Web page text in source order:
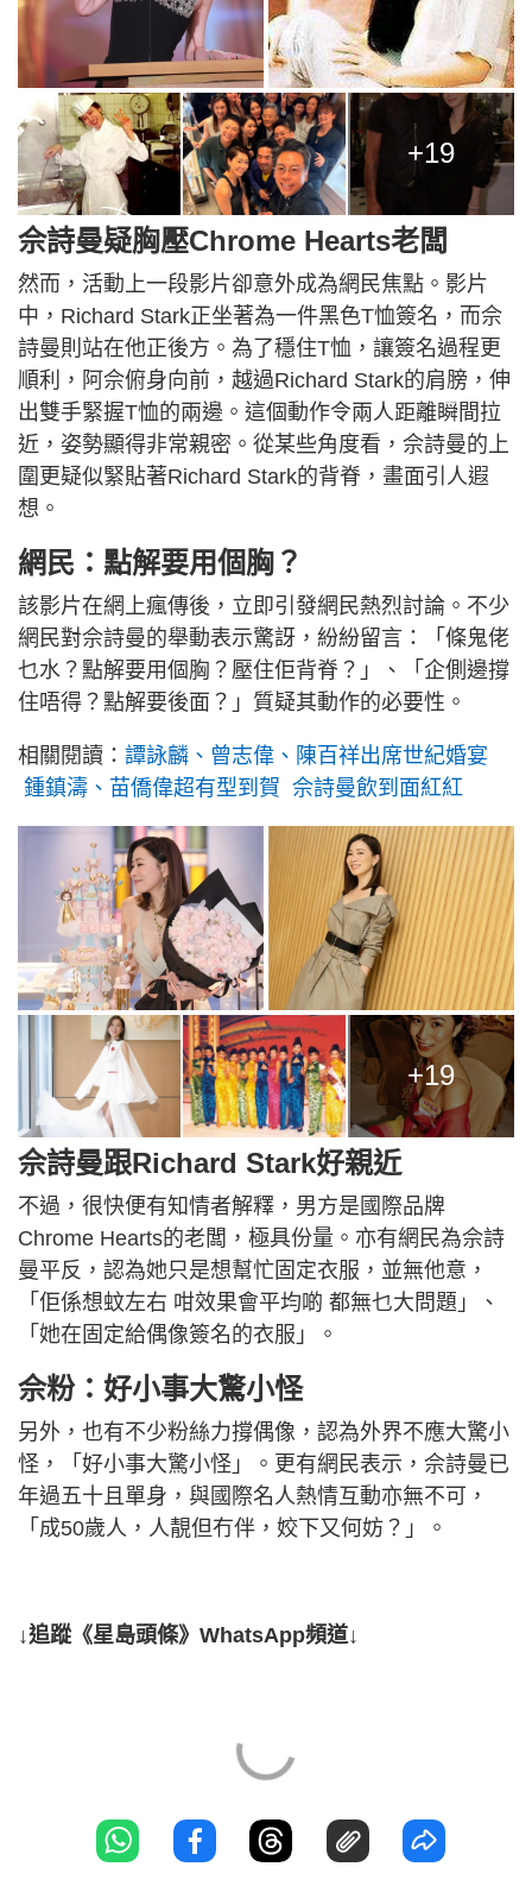
+19
佘詩曼疑胸壓Chrome Hearts老闆
然而，活動上一段影片卻意外成為網民焦點。影片
中，Richard Stark正坐著為一件黑色T恤簽名，而佘
詩曼則站在他正後方。為了穩住T恤，讓簽名過程更
順利，阿佘俯身向前，越過Richard Stark的肩膀，伸
出雙手緊握T恤的兩邊。這個動作令兩人距離瞬間拉
近，姿勢顯得非常親密。從某些角度看，佘詩曼的上
圍更疑似緊貼著Richard Stark的背脊，畫面引人遐
想。
網民：點解要用個胸？
該影片在網上瘋傳後，立即引發網民熱烈討論。不少
網民對佘詩曼的舉動表示驚訝，紛紛留言：「條鬼佬
乜水？點解要用個胸？壓住佢背脊？」、「企側邊撐
住唔得？點解要後面？」質疑其動作的必要性。
相關閱讀： 譚詠麟、曾志偉、陳百祥出席世紀婚宴
鍾鎮濤、苗僑偉超有型到賀 佘詩曼飲到面紅紅
+19
佘詩曼跟Richard Stark好親近
不過，很快便有知情者解釋，男方是國際品牌
Chrome Hearts的老闆，極具份量。亦有網民為佘詩
曼平反，認為她只是想幫忙固定衣服，並無他意，
「佢係想蚊左右 咁效果會平均啲 都無乜大問題」、
「她在固定給偶像簽名的衣服」。
佘粉：好小事大驚小怪
另外，也有不少粉絲力撐偶像，認為外界不應大驚小
怪，「好小事大驚小怪」。更有網民表示，佘詩曼已
年過五十且單身，與國際名人熱情互動亦無不可，
「成50歲人，人靚但冇伴，姣下又何妨？」。
↓追蹤《星島頭條》WhatsApp頻道↓